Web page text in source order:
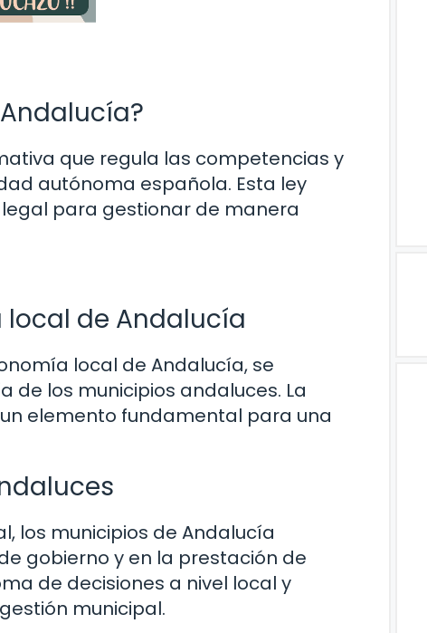
que regula las competencias y
autónoma española. Esta ley
para gestionar de manera
de Andalucía
local de Andalucía, se
los municipios andaluces. La
elemento fundamental para una
los municipios de Andalucía
gobierno y en la prestación de
de decisiones a nivel local y
municipal.